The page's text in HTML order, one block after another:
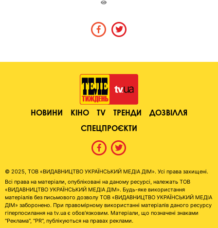
НОВИНИ КІНО TV ТРЕНДИ
ДОЗВІЛЛЯ
СПЕЦПРОЄКТИ
© 2025, ТОВ «ВИДАВНИЦТВО УКРАЇНСЬКИЙ МЕДІА ДІМ». Усі права захищені.
Всі права на матеріали, опубліковані на даному ресурсі, належать ТОВ
«ВИДАВНИЦТВО УКРАЇНСЬКИЙ МЕДІА ДІМ». Будь-яке використання
матеріалів без письмового дозволу ТОВ «ВИДАВНИЦТВО УКРАЇНСЬКИЙ МЕДІА
ДІМ» заборонено. При правомірному використанні матеріалів даного ресурсу
гіперпосилання на tv.ua є обов'язковим. Матеріали, що позначені знаками
"Реклама", "PR", публікуються на правах реклами.